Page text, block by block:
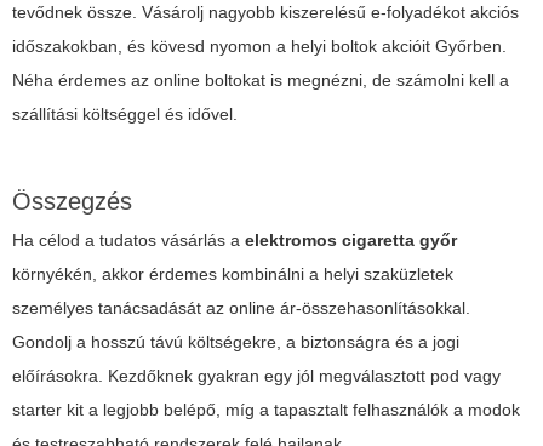
tevődnek össze. Vásárolj nagyobb kiszerelésű e-folyadékot akciós
időszakokban, és kövesd nyomon a helyi boltok akcióit Győrben.
Néha érdemes az online boltokat is megnézni, de számolni kell a
szállítási költséggel és idővel.
Összegzés
Ha célod a tudatos vásárlás a elektromos cigaretta győr
környékén, akkor érdemes kombinálni a helyi szaküzletek
személyes tanácsadását az online ár-összehasonlításokkal.
Gondolj a hosszú távú költségekre, a biztonságra és a jogi
előírásokra. Kezdőknek gyakran egy jól megválasztott pod vagy
starter kit a legjobb belépő, míg a tapasztalt felhasználók a modok